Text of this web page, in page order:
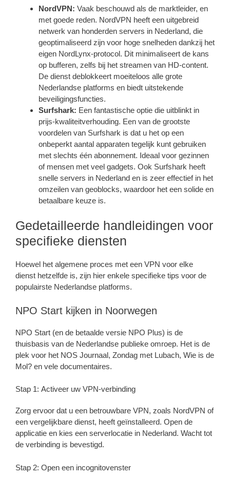
NordVPN: Vaak beschouwd als de marktleider, en
met goede reden. NordVPN heeft een uitgebreid
netwerk van honderden servers in Nederland, die
geoptimaliseerd zijn voor hoge snelheden dankzij het
eigen NordLynx-protocol. Dit minimaliseert de kans
op bufferen, zelfs bij het streamen van HD-content.
De dienst deblokkeert moeiteloos alle grote
Nederlandse platforms en biedt uitstekende
beveiligingsfuncties.
Surfshark: Een fantastische optie die uitblinkt in
prijs-kwaliteitverhouding. Een van de grootste
voordelen van Surfshark is dat u het op een
onbeperkt aantal apparaten tegelijk kunt gebruiken
met slechts één abonnement. Ideaal voor gezinnen
of mensen met veel gadgets. Ook Surfshark heeft
snelle servers in Nederland en is zeer effectief in het
omzeilen van geoblocks, waardoor het een solide en
betaalbare keuze is.
Gedetailleerde handleidingen voor
specifieke diensten
Hoewel het algemene proces met een VPN voor elke
dienst hetzelfde is, zijn hier enkele specifieke tips voor de
populairste Nederlandse platforms.
NPO Start kijken in Noorwegen
NPO Start (en de betaalde versie NPO Plus) is de
thuisbasis van de Nederlandse publieke omroep. Het is de
plek voor het NOS Journaal, Zondag met Lubach, Wie is de
Mol? en vele documentaires.
Stap 1: Activeer uw VPN-verbinding
Zorg ervoor dat u een betrouwbare VPN, zoals NordVPN of
een vergelijkbare dienst, heeft geïnstalleerd. Open de
applicatie en kies een serverlocatie in Nederland. Wacht tot
de verbinding is bevestigd.
Stap 2: Open een incognitovenster